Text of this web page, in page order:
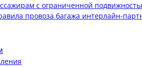
с ограниченной
провоза багажа интерлайн-